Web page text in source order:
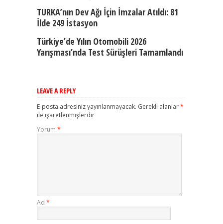
TURKA’nın Dev Ağı İçin İmzalar Atıldı: 81
İlde 249 İstasyon
Türkiye’de Yılın Otomobili 2026
Yarışması’nda Test Sürüşleri Tamamlandı
LEAVE A REPLY
E-posta adresiniz yayınlanmayacak. Gerekli alanlar*
ile işaretlenmişlerdir
Yorum *
Ad *